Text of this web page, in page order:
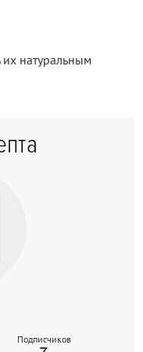
их натуральным
Подписчиков